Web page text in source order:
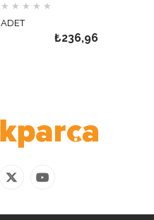
★ ★ ★ ★ ★
ADET
₺236,96